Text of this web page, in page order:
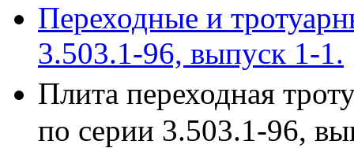
Переходные и
3.503.1-96, выпуск 1-1.
Плита переходная
по серии 3.503.1-96,